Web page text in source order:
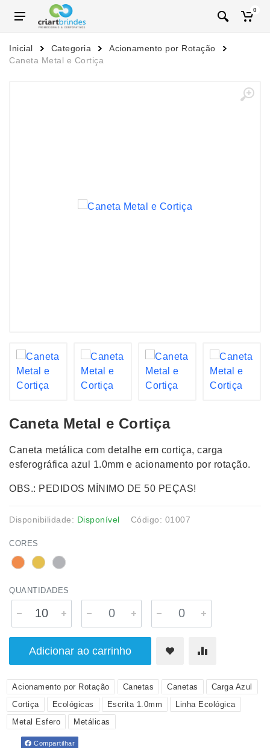
0
Inicial Categoria
Acionamento por Rotação
Caneta Metal e Cortiça
Caneta Metal e Cortiça
Caneta metálica com detalhe em cortiça, carga
esferográfica azul 1.0mm e acionamento por rotação.
OBS.: PEDIDOS MÍNIMO DE 50 PEÇAS!
Disponibilidade: Disponível Código: 01007
CORES
QUANTIDADES
Adicionar ao carrinho
Acionamento por Rotação Canetas Canetas
Carga Azul
Cortiça
Ecológicas Escrita 1.0mm
Linha Ecológica
Metal Esfero
Metálicas
Compartilhar